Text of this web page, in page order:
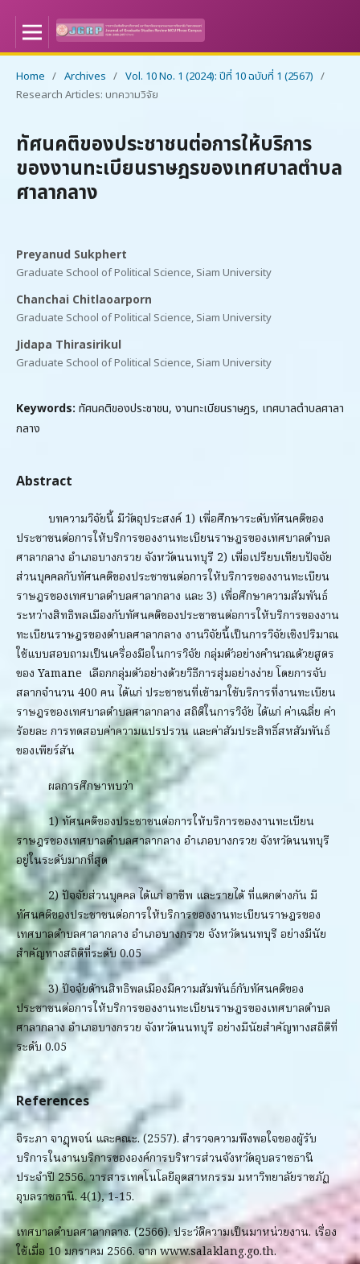
Home / Archives / Vol. 10 No. 1 (2024): ปีที่ 10 ฉบับที่ 1 (2567) /
Research Articles: บทความวิจัย
ทัศนคติของประชาชนต่อการให้บริการ
ของงานทะเบียนราษฎรของเทศบาลตำบล
ศาลากลาง
Preyanud Sukphert
Graduate School of Political Science, Siam University
Chanchai Chitlaoarporn
Graduate School of Political Science, Siam University
Jidapa Thirasirikul
Graduate School of Political Science, Siam University
Keywords: ทัศนคติของประชาชน, งานทะเบียนราษฎร, เทศบาลตำบลศาลา
กลาง
Abstract
บทความวิจัยนี้ มีวัตถุประสงค์ 1) เพื่อศึกษาระดับทัศนคติของ
ประชาชนต่อการให้บริการของงานทะเบียนราษฎรของเทศบาลตำบล
ศาลากลาง อำเภอบางกรวย จังหวัดนนทบุรี 2) เพื่อเปรียบเทียบปัจจัย
ส่วนบุคคลกับทัศนคติของประชาชนต่อการให้บริการของงานทะเบียน
ราษฎรของเทศบาลตำบลศาลากลาง และ 3) เพื่อศึกษาความสัมพันธ์
ระหว่างสิทธิพลเมืองกับทัศนคติของประชาชนต่อการให้บริการของงาน
ทะเบียนราษฎรของตำบลศาลากลาง งานวิจัยนี้เป็นการวิจัยเชิงปริมาณ
ใช้แบบสอบถามเป็นเครื่องมือในการวิจัย กลุ่มตัวอย่างคำนวณด้วยสูตร
ของ Yamane เลือกกลุ่มตัวอย่างด้วยวิธีการสุ่มอย่างง่าย โดยการจับ
สลากจำนวน 400 คน ได้แก่ ประชาชนที่เข้ามาใช้บริการที่งานทะเบียน
ราษฎรของเทศบาลตำบลศาลากลาง สถิติในการวิจัย ได้แก่ ค่าเฉลี่ย ค่า
ร้อยละ การทดสอบค่าความแปรปรวน และค่าสัมประสิทธิ์สหสัมพันธ์
ของเพียร์สัน
ผลการศึกษาพบว่า
1) ทัศนคติของประชาชนต่อการให้บริการของงานทะเบียน
ราษฎรของเทศบาลตำบลศาลากลาง อำเภอบางกรวย จังหวัดนนทบุรี
อยู่ในระดับมากที่สุด
2) ปัจจัยส่วนบุคคล ได้แก่ อาชีพ และรายได้ ที่แตกต่างกัน มี
ทัศนคติของประชาชนต่อการให้บริการของงานทะเบียนราษฎรของ
เทศบาลตำบลศาลากลาง อำเภอบางกรวย จังหวัดนนทบุรี อย่างมีนัย
สำคัญทางสถิติที่ระดับ 0.05
3) ปัจจัยด้านสิทธิพลเมืองมีความสัมพันธ์กับทัศนคติของ
ประชาชนต่อการให้บริการของงานทะเบียนราษฎรของเทศบาลตำบล
ศาลากลาง อำเภอบางกรวย จังหวัดนนทบุรี อย่างมีนัยสำคัญทางสถิติที่
ระดับ 0.05
References
จิระภา จาฏุพจน์ และคณะ. (2557). สำรวจความพึงพอใจของผู้รับ
บริการในงานบริการขององค์การบริหารส่วนจังหวัดอุบลราชธานี
ประจำปี 2556. วารสารเทคโนโลยีอุตสาหกรรม มหาวิทยาลัยราชภัฏ
อุบลราชธานี. 4(1), 1-15.
เทศบาลตำบลศาลากลาง. (2566). ประวัติความเป็นมาหน่วยงาน. เรื่อง
ใช้เมื่อ 10 มกราคม 2566. จาก www.salaklang.go.th.